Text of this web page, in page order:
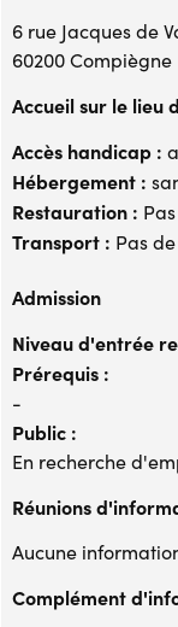
6 rue Jacques de
60200 Compiègne
Accueil sur le lieu
Accès handicap :
Hébergement :
Restauration :
Transport : Pas
Admission
Niveau d'entrée
Prérequis :
-
Public :
En recherche
Réunions
Aucune
Complément